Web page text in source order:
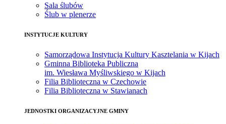
Sala ślubów
Ślub w plenerze
INSTYTUCJE KULTURY
Samorządowa Instytucja Kultury Kasztelania w Kijach
Gminna Biblioteka Publiczna
im. Wiesława Myśliwskiego w Kijach
Filia Biblioteczna w Czechowie
Filia Biblioteczna w Stawianach
JEDNOSTKI ORGANIZACYJNE GMINY